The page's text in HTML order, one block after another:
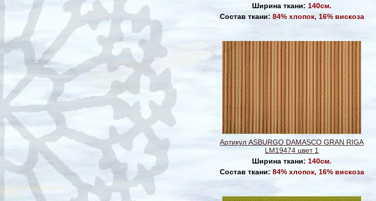
Ширина ткани: 140см.
Состав ткани: 84% хлопок, 16% вискоза
Артикул ASBURGO DAMASCO GRAN RIGA
LM19474 цвет 1
Ширина ткани: 140см.
Состав ткани: 84% хлопок, 16% вискоза